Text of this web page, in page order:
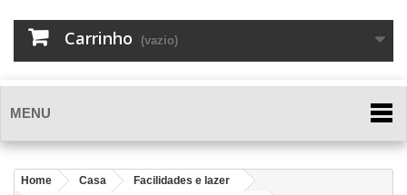
Carrinho (vazio)
MENU
Home Casa
Facilidades e lazer